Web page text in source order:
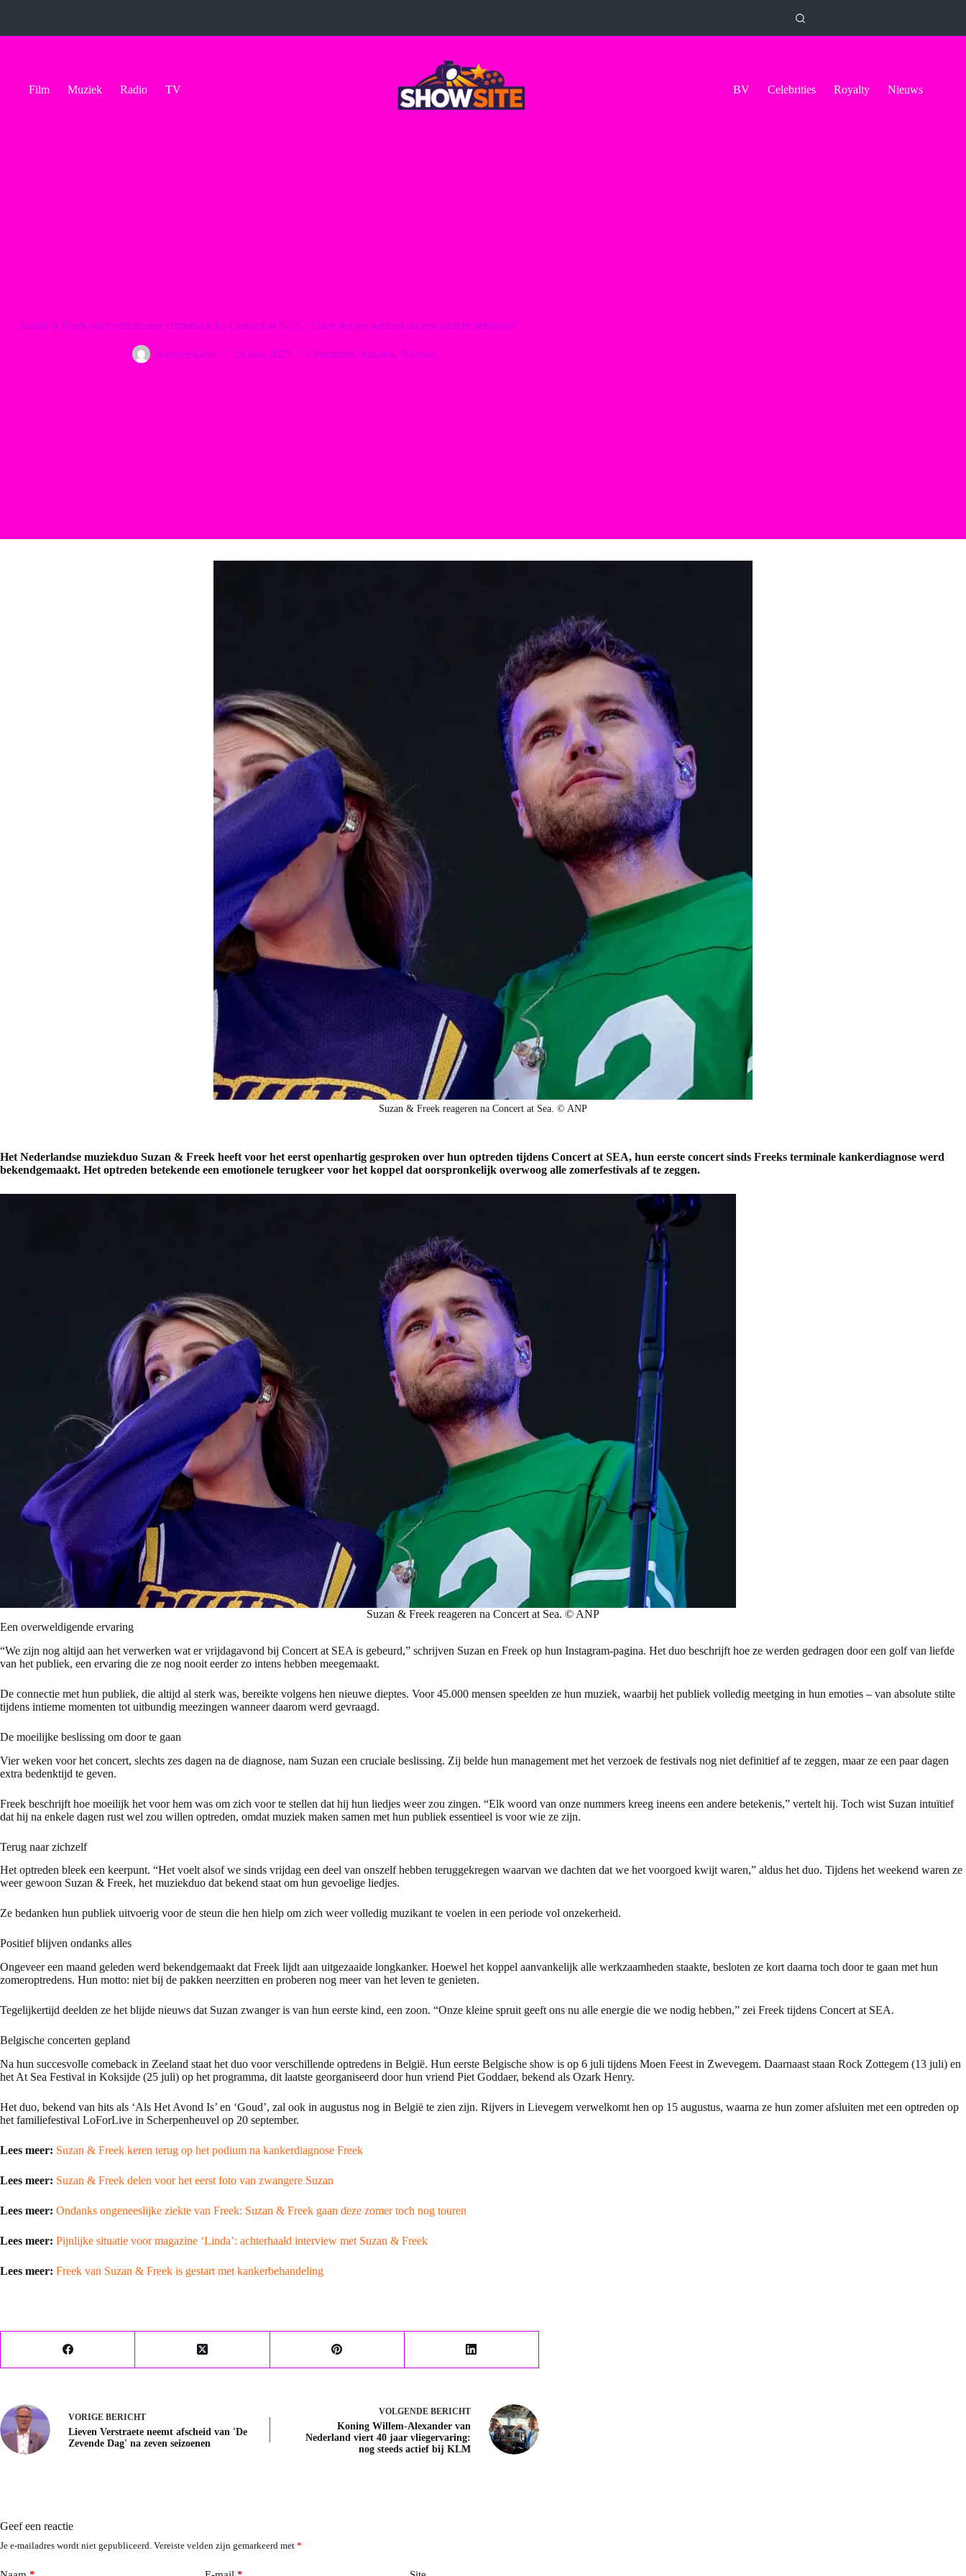
Film Muziek Radio TV BV Celebrities Royalty Nieuws
Suzan & Freek over emotionele comeback bij Concert at SEA: “Onze liedjes hebben nu een andere betekenis”
Showredactie 29 juni 2025 Celebrities, Muziek, Nieuws
Suzan & Freek reageren na Concert at Sea. © ANP
Het Nederlandse muziekduo Suzan & Freek heeft voor het eerst openhartig gesproken over hun optreden tijdens Concert at SEA, hun eerste concert sinds Freeks terminale kankerdiagnose werd
bekendgemaakt. Het optreden betekende een emotionele terugkeer voor het koppel dat oorspronkelijk overwoog alle zomerfestivals af te zeggen.
Suzan & Freek reageren na Concert at Sea. © ANP
Een overweldigende ervaring
“We zijn nog altijd aan het verwerken wat er vrijdagavond bij Concert at SEA is gebeurd,” schrijven Suzan en Freek op hun Instagram-pagina. Het duo beschrijft hoe ze werden gedragen door een golf van liefde
van het publiek, een ervaring die ze nog nooit eerder zo intens hebben meegemaakt.
De connectie met hun publiek, die altijd al sterk was, bereikte volgens hen nieuwe dieptes. Voor 45.000 mensen speelden ze hun muziek, waarbij het publiek volledig meetging in hun emoties – van absolute stilte
tijdens intieme momenten tot uitbundig meezingen wanneer daarom werd gevraagd.
De moeilijke beslissing om door te gaan
Vier weken voor het concert, slechts zes dagen na de diagnose, nam Suzan een cruciale beslissing. Zij belde hun management met het verzoek de festivals nog niet definitief af te zeggen, maar ze een paar dagen
extra bedenktijd te geven.
Freek beschrijft hoe moeilijk het voor hem was om zich voor te stellen dat hij hun liedjes weer zou zingen. “Elk woord van onze nummers kreeg ineens een andere betekenis,” vertelt hij. Toch wist Suzan intuïtief
dat hij na enkele dagen rust wel zou willen optreden, omdat muziek maken samen met hun publiek essentieel is voor wie ze zijn.
Terug naar zichzelf
Het optreden bleek een keerpunt. “Het voelt alsof we sinds vrijdag een deel van onszelf hebben teruggekregen waarvan we dachten dat we het voorgoed kwijt waren,” aldus het duo. Tijdens het weekend waren ze
weer gewoon Suzan & Freek, het muziekduo dat bekend staat om hun gevoelige liedjes.
Ze bedanken hun publiek uitvoerig voor de steun die hen hielp om zich weer volledig muzikant te voelen in een periode vol onzekerheid.
Positief blijven ondanks alles
Ongeveer een maand geleden werd bekendgemaakt dat Freek lijdt aan uitgezaaide longkanker. Hoewel het koppel aanvankelijk alle werkzaamheden staakte, besloten ze kort daarna toch door te gaan met hun
zomeroptredens. Hun motto: niet bij de pakken neerzitten en proberen nog meer van het leven te genieten.
Tegelijkertijd deelden ze het blijde nieuws dat Suzan zwanger is van hun eerste kind, een zoon. “Onze kleine spruit geeft ons nu alle energie die we nodig hebben,” zei Freek tijdens Concert at SEA.
Belgische concerten gepland
Na hun succesvolle comeback in Zeeland staat het duo voor verschillende optredens in België. Hun eerste Belgische show is op 6 juli tijdens Moen Feest in Zwevegem. Daarnaast staan Rock Zottegem (13 juli) en
het At Sea Festival in Koksijde (25 juli) op het programma, dit laatste georganiseerd door hun vriend Piet Goddaer, bekend als Ozark Henry.
Het duo, bekend van hits als ‘Als Het Avond Is’ en ‘Goud’, zal ook in augustus nog in België te zien zijn. Rijvers in Lievegem verwelkomt hen op 15 augustus, waarna ze hun zomer afsluiten met een optreden op
het familiefestival LoForLive in Scherpenheuvel op 20 september.
Lees meer: Suzan & Freek keren terug op het podium na kankerdiagnose Freek
Lees meer: Suzan & Freek delen voor het eerst foto van zwangere Suzan
Lees meer: Ondanks ongeneeslijke ziekte van Freek: Suzan & Freek gaan deze zomer toch nog touren
Lees meer: Pijnlijke situatie voor magazine ‘Linda’: achterhaald interview met Suzan & Freek
Lees meer: Freek van Suzan & Freek is gestart met kankerbehandeling
VORIGE BERICHT
Lieven Verstraete neemt afscheid van 'De
Zevende Dag' na zeven seizoenen
VOLGENDE BERICHT
Koning Willem-Alexander van
Nederland viert 40 jaar vliegervaring:
nog steeds actief bij KLM
Geef een reactie
Je e-mailadres wordt niet gepubliceerd. Vereiste velden zijn gemarkeerd met *